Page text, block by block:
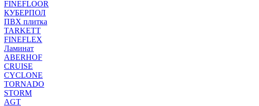
FINEFLOOR
КУБЕРПОЛ
ПВХ плитка
TARKETT
FINEFLEX
Ламинат
ABERHOF
CRUISE
CYCLONE
TORNADO
STORM
AGT